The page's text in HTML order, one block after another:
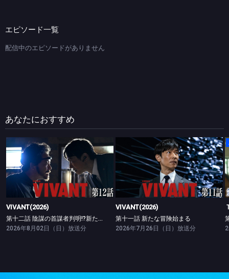
エピソード一覧
配信中のエピソードがありません
あなたにおすすめ
VIVANT(2026)
VIVANT(2026)
第十二話 陰謀の首謀者判明!?新たな仲間との対峙
2026年8月02日（日）放送分
VIVANT(2026)
第十一話 新たな冒険始まる
VIVANT(2026)
第十一話 新たな冒険始まる
2026年7月26日（日）放送分